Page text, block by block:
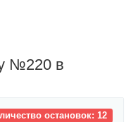
№220 в
остановок: 12